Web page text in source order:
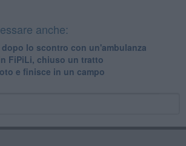
anche:
lo scontro con un'ambulanza
FiPiLi, chiuso un tratto
e finisce in un campo